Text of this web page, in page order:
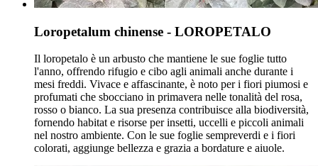
Loropetalum chinense - LOROPETALO
Il loropetalo è un arbusto che mantiene le sue foglie tutto
l'anno, offrendo rifugio e cibo agli animali anche durante i
mesi freddi. Vivace e affascinante, è noto per i fiori piumosi e
profumati che sbocciano in primavera nelle tonalità del rosa,
rosso o bianco. La sua presenza contribuisce alla biodiversità,
fornendo habitat e risorse per insetti, uccelli e piccoli animali
nel nostro ambiente. Con le sue foglie sempreverdi e i fiori
colorati, aggiunge bellezza e grazia a bordature e aiuole.